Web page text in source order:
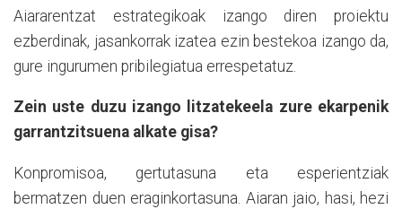
Aiararentzat estrategikoak izango diren proiektu
ezberdinak, jasankorrak izatea ezin bestekoa izango da,
gure ingurumen pribilegiatua errespetatuz.
Zein uste duzu izango litzatekeela zure ekarpenik
garrantzitsuena alkate gisa?
Konpromisoa, gertutasuna eta esperientziak
bermatzen duen eraginkortasuna. Aiaran jaio, hasi, hezi